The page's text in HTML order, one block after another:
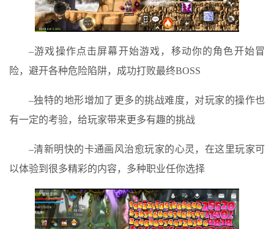
–游戏操作点击屏幕开始游戏，移动你的角色开始冒
险，避开各种危险陷阱，成功打败最终BOSS
–独特的地形增加了更多的挑战难度，对玩家的操作也
有一定的考验，给玩家带来更多有趣的挑战
–清新明快的卡通画风治愈玩家的心灵，在这里玩家可
以体验到很多精彩的内容，多种职业任你选择